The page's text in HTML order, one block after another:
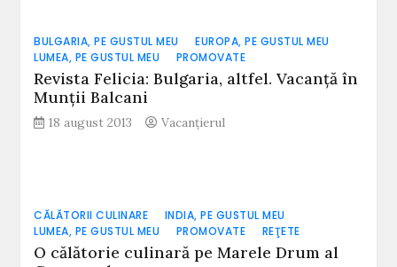
BULGARIA, PE GUSTUL MEU
EUROPA, PE GUSTUL MEU
LUMEA, PE GUSTUL MEU
PROMOVATE
Revista Felicia: Bulgaria, altfel. Vacanţă în
Munţii Balcani
18 august 2013 Vacanțierul
CĂLĂTORII CULINARE
INDIA, PE GUSTUL MEU
LUMEA, PE GUSTUL MEU
PROMOVATE REŢETE
O călătorie culinară pe Marele Drum al